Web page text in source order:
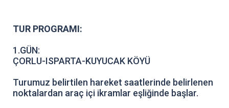
TUR PROGRAMI:
1.GÜN:
ÇORLU-ISPARTA-KUYUCAK KÖYÜ
Turumuz belirtilen hareket saatlerinde belirlenen
noktalardan araç içi ikramlar eşliğinde başlar.